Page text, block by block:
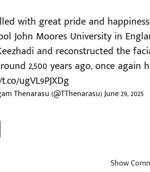
with great pride and
John Moores University in
and reconstructed the
2,500 years ago, once
ugVL9PJXDg
Thenarasu (@TThenarasu)June 29, 2025
Show